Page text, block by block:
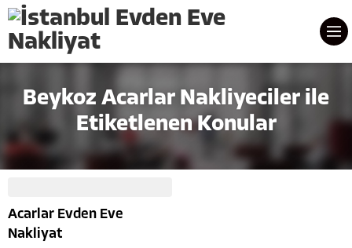
Beykoz Acarlar Nakliyeciler ile
Etiketlenen Konular
Acarlar Evden Eve
Nakliyat